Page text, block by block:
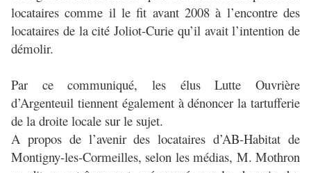
locataires comme il le fit avant 2008 à l’encontre des
locataires de la cité Joliot-Curie qu’il avait l’intention de
démolir.
Par ce communiqué, les élus Lutte Ouvrière
d’Argenteuil tiennent également à dénoncer la tartufferie
de la droite locale sur le sujet.
A propos de l’avenir des locataires d’AB-Habitat de
Montigny-les-Cormeilles, selon les médias, M. Mothron